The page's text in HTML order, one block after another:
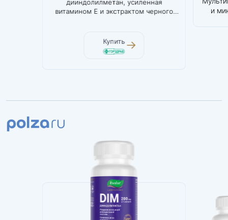
дииндолилметан, усиленная
витамином Е и экстрактом черного
Купить
треонат
красота
Дииндолилметан
и